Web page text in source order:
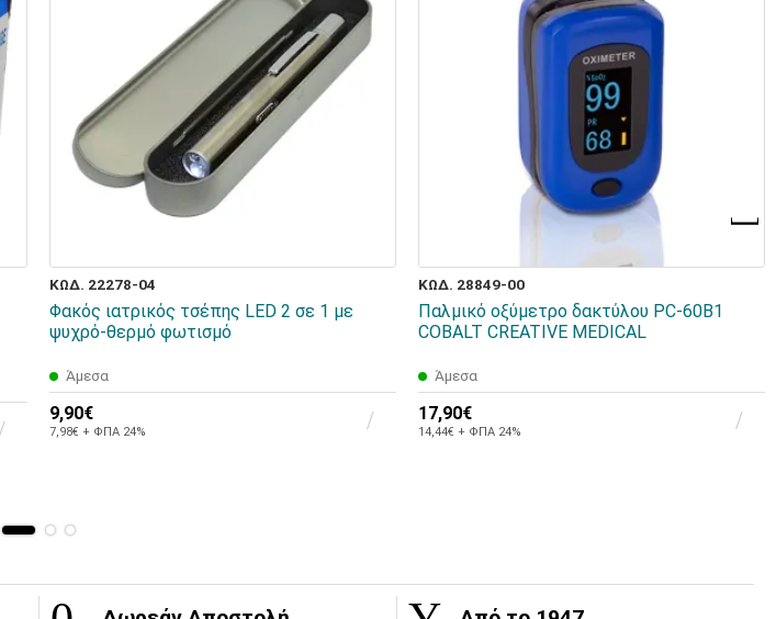
ΚΩΔ. 22278-04
Φακός ιατρικός τσέπης LED 2 σε 1 με
ψυχρό-θερμό φωτισμό
Άμεσα
9,90€
7,98€ + ΦΠΑ 24%
ΚΩΔ. 28849-00
Παλμικό οξύμετρο δακτύλου PC-60B1
COBALT CREATIVE MEDICAL
Άμεσα
17,90€
14,44€ + ΦΠΑ 24%